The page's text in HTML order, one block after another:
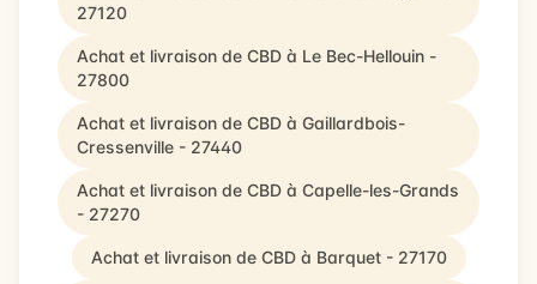
27120
Achat et livraison de CBD à Le Bec-Hellouin -
27800
Achat et livraison de CBD à Gaillardbois-
Cressenville - 27440
Achat et livraison de CBD à Capelle-les-Grands
- 27270
Achat et livraison de CBD à Barquet - 27170